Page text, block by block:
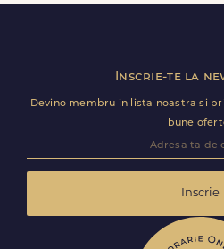
ramane optional si il poti
Inscrie-te la
Devino membru in lista noastra si
bune
Inscrie